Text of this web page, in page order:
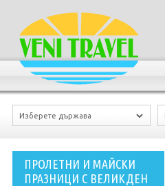
ПРОЛЕТНИ И МАЙСКИ
ПРАЗНИЦИ С ВЕЛИКДЕН